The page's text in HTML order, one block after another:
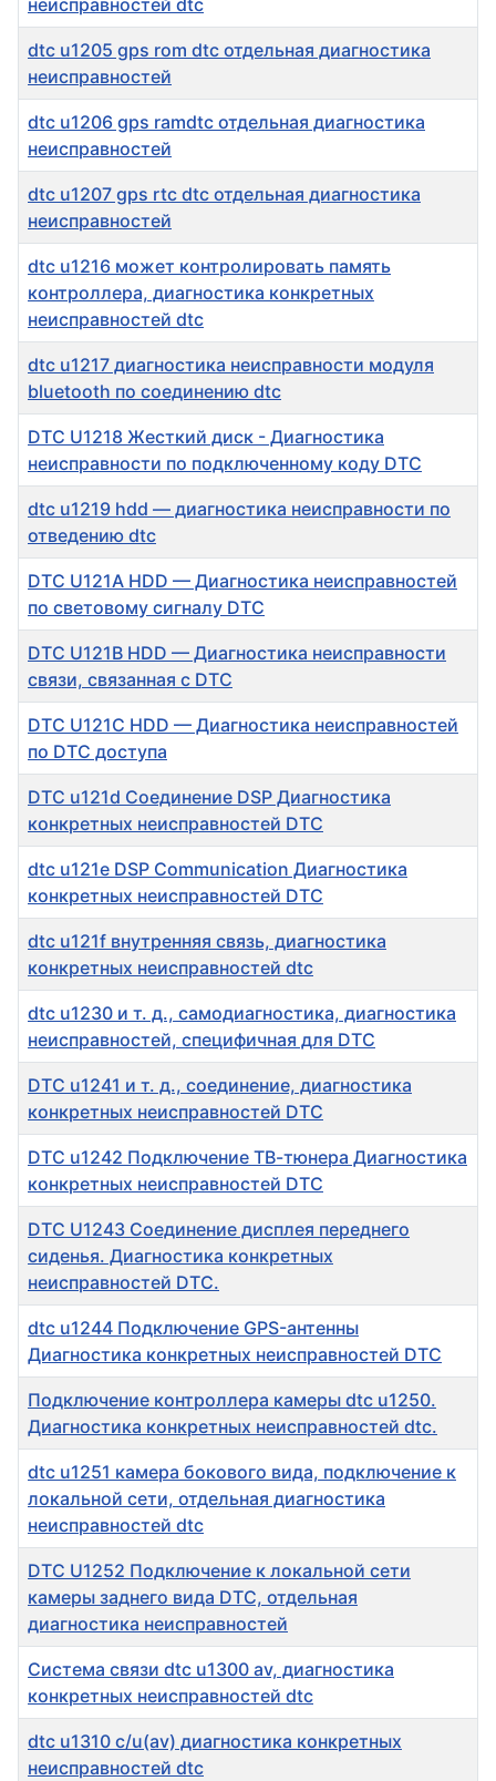
неисправностей dtc
dtc u1205 gps rom dtc отдельная диагностика
неисправностей
dtc u1206 gps ramdtc отдельная диагностика
неисправностей
dtc u1207 gps rtc dtc отдельная диагностика
неисправностей
dtc u1216 может контролировать память
контроллера, диагностика конкретных
неисправностей dtc
dtc u1217 диагностика неисправности модуля
bluetooth по соединению dtc
DTC U1218 Жесткий диск - Диагностика
неисправности по подключенному коду DTC
dtc u1219 hdd — диагностика неисправности по
отведению dtc
DTC U121A HDD — Диагностика неисправностей
по световому сигналу DTC
DTC U121B HDD — Диагностика неисправности
связи, связанная с DTC
DTC U121C HDD — Диагностика неисправностей
по DTC доступа
DTC u121d Соединение DSP Диагностика
конкретных неисправностей DTC
dtc u121e DSP Communication Диагностика
конкретных неисправностей DTC
dtc u121f внутренняя связь, диагностика
конкретных неисправностей dtc
dtc u1230 и т. д., самодиагностика, диагностика
неисправностей, специфичная для DTC
DTC u1241 и т. д., соединение, диагностика
конкретных неисправностей DTC
DTC u1242 Подключение ТВ-тюнера Диагностика
конкретных неисправностей DTC
DTC U1243 Соединение дисплея переднего
сиденья. Диагностика конкретных
неисправностей DTC.
dtc u1244 Подключение GPS-антенны
Диагностика конкретных неисправностей DTC
Подключение контроллера камеры dtc u1250.
Диагностика конкретных неисправностей dtc.
dtc u1251 камера бокового вида, подключение к
локальной сети, отдельная диагностика
неисправностей dtc
DTC U1252 Подключение к локальной сети
камеры заднего вида DTC, отдельная
диагностика неисправностей
Система связи dtc u1300 av, диагностика
конкретных неисправностей dtc
dtc u1310 c/u(av) диагностика конкретных
неисправностей dtc